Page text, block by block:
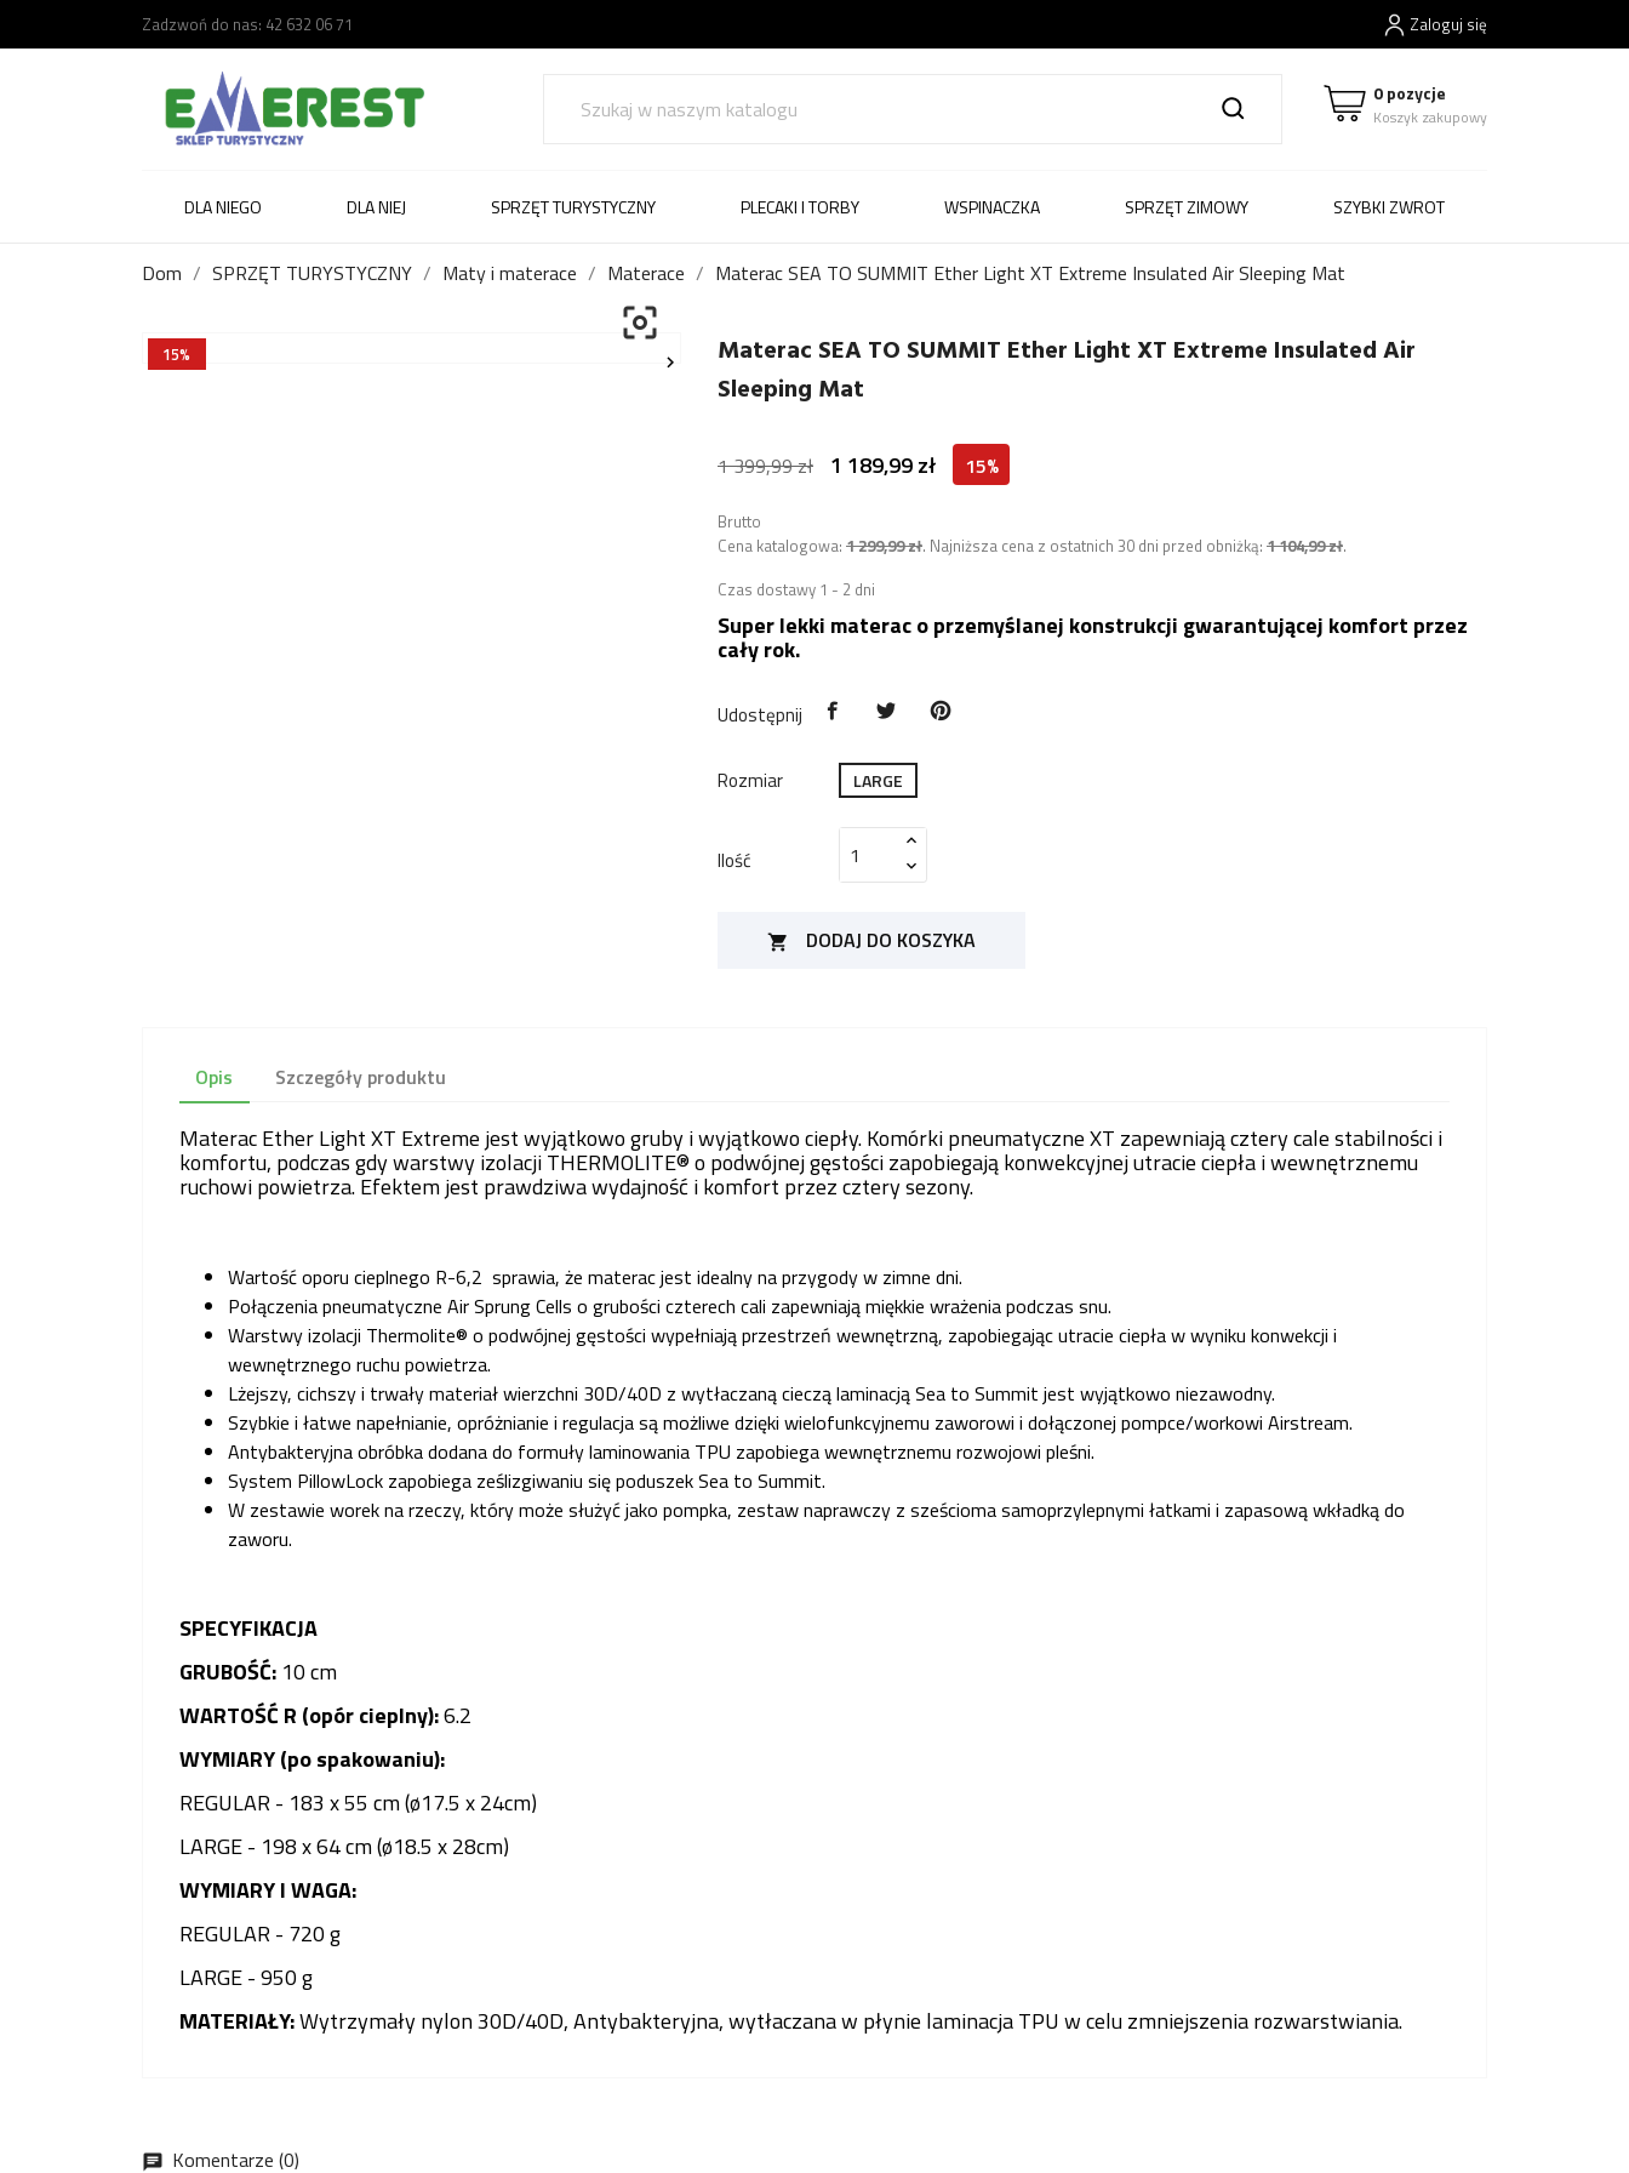
Zadzwoń do nas: 42 632 06 71 Zaloguj się
0 pozycje
Koszyk zakupowy
DLA NIEGO DLA NIEJ SPRZĘT TURYSTYCZNY PLECAKI I TORBY WSPINACZKA SPRZĘT ZIMOWY SZYBKI ZWROT
Dom SPRZĘT TURYSTYCZNY Maty i materace Materace Materac SEA TO SUMMIT Ether Light XT Extreme Insulated Air Sleeping Mat
15%


Materac SEA TO SUMMIT Ether Light XT Extreme Insulated Air
Sleeping Mat
1 399,99 zł 1 189,99 zł 15%
Brutto
Cena katalogowa: 1 299,99 zł. Najniższa cena z ostatnich 30 dni przed obniżką: 1 104,99 zł.
Czas dostawy 1 - 2 dni
Super lekki materac o przemyślanej konstrukcji gwarantującej komfort przez
cały rok.
Udostępnij
Rozmiar LARGE
Ilość
 DODAJ DO KOSZYKA
Opis Szczegóły produktu
Materac Ether Light XT Extreme jest wyjątkowo gruby i wyjątkowo ciepły. Komórki pneumatyczne XT zapewniają cztery cale stabilności i
komfortu, podczas gdy warstwy izolacji THERMOLITE® o podwójnej gęstości zapobiegają konwekcyjnej utracie ciepła i wewnętrznemu
ruchowi powietrza. Efektem jest prawdziwa wydajność i komfort przez cztery sezony.
Wartość oporu cieplnego R-6,2 sprawia, że materac jest idealny na przygody w zimne dni.
Połączenia pneumatyczne Air Sprung Cells o grubości czterech cali zapewniają miękkie wrażenia podczas snu.
Warstwy izolacji Thermolite® o podwójnej gęstości wypełniają przestrzeń wewnętrzną, zapobiegając utracie ciepła w wyniku konwekcji i
wewnętrznego ruchu powietrza.
Lżejszy, cichszy i trwały materiał wierzchni 30D/40D z wytłaczaną cieczą laminacją Sea to Summit jest wyjątkowo niezawodny.
Szybkie i łatwe napełnianie, opróżnianie i regulacja są możliwe dzięki wielofunkcyjnemu zaworowi i dołączonej pompce/workowi Airstream.
Antybakteryjna obróbka dodana do formuły laminowania TPU zapobiega wewnętrznemu rozwojowi pleśni.
System PillowLock zapobiega ześlizgiwaniu się poduszek Sea to Summit.
W zestawie worek na rzeczy, który może służyć jako pompka, zestaw naprawczy z sześcioma samoprzylepnymi łatkami i zapasową wkładką do
zaworu.
SPECYFIKACJA
GRUBOŚĆ: 10 cm
WARTOŚĆ R (opór cieplny):6.2
WYMIARY (po spakowaniu):
REGULAR - 183 x 55 cm (ø17.5 x 24cm)
LARGE - 198 x 64 cm (ø18.5 x 28cm)
WYMIARY I WAGA:
REGULAR - 720 g
LARGE - 950 g
MATERIAŁY:Wytrzymały nylon 30D/40D, Antybakteryjna, wytłaczana w płynie laminacja TPU w celu zmniejszenia rozwarstwiania.
chat Komentarze (0)